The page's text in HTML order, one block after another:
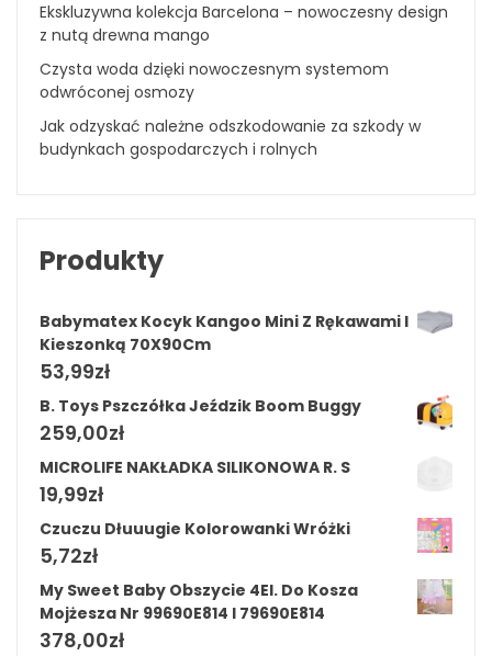
Ekskluzywna kolekcja Barcelona – nowoczesny design
z nutą drewna mango
Czysta woda dzięki nowoczesnym systemom
odwróconej osmozy
Jak odzyskać należne odszkodowanie za szkody w
budynkach gospodarczych i rolnych
Produkty
Babymatex Kocyk Kangoo Mini Z Rękawami I
Kieszonką 70X90Cm
53,99zł
B. Toys Pszczółka Jeździk Boom Buggy
259,00zł
MICROLIFE NAKŁADKA SILIKONOWA R. S
19,99zł
Czuczu Dłuuugie Kolorowanki Wróżki
5,72zł
My Sweet Baby Obszycie 4El. Do Kosza
Mojżesza Nr 99690E814 I 79690E814
378,00zł